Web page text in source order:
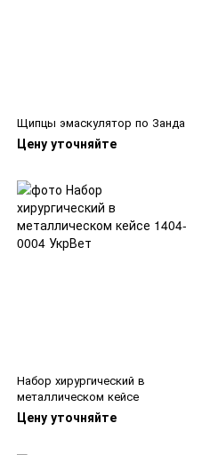
Щипцы эмаскулятор по Занда
Цену уточняйте
Набор хирургический в
металлическом кейсе
Цену уточняйте